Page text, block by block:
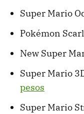
Super Mario
Pokémon
New Super
Super Mario
pesos
Super Mario